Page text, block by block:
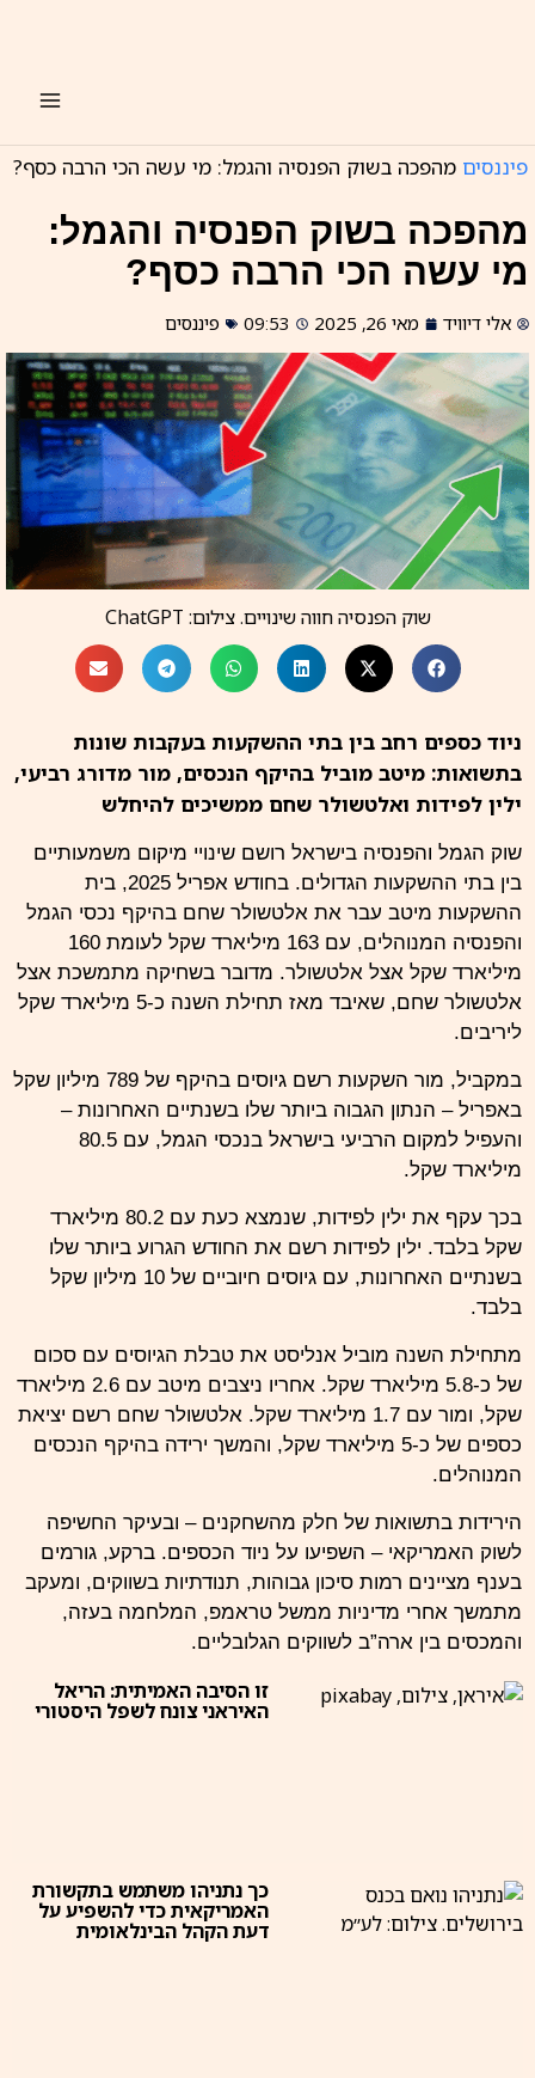
פיננסים מהפכה בשוק הפנסיה והגמל: מי עשה הכי הרבה כסף?
מהפכה בשוק הפנסיה והגמל:
מי עשה הכי הרבה כסף?
אלי דיוויד מאי 26, 2025 09:53 פיננסים
שוק הפנסיה חווה שינויים. צילום: ChatGPT
ניוד כספים רחב בין בתי ההשקעות בעקבות שונות
בתשואות: מיטב מוביל בהיקף הנכסים, מור מדורג רביעי,
ילין לפידות ואלטשולר שחם ממשיכים להיחלש
שוק הגמל והפנסיה בישראל רושם שינויי מיקום משמעותיים
בין בתי ההשקעות הגדולים. בחודש אפריל 2025, בית
ההשקעות מיטב עבר את אלטשולר שחם בהיקף נכסי הגמל
והפנסיה המנוהלים, עם 163 מיליארד שקל לעומת 160
מיליארד שקל אצל אלטשולר. מדובר בשחיקה מתמשכת אצל
אלטשולר שחם, שאיבד מאז תחילת השנה כ-5 מיליארד שקל
ליריבים.
במקביל, מור השקעות רשם גיוסים בהיקף של 789 מיליון שקל
באפריל – הנתון הגבוה ביותר שלו בשנתיים האחרונות –
והעפיל למקום הרביעי בישראל בנכסי הגמל, עם 80.5
מיליארד שקל.
בכך עקף את ילין לפידות, שנמצא כעת עם 80.2 מיליארד
שקל בלבד. ילין לפידות רשם את החודש הגרוע ביותר שלו
בשנתיים האחרונות, עם גיוסים חיוביים של 10 מיליון שקל
בלבד.
מתחילת השנה מוביל אנליסט את טבלת הגיוסים עם סכום
של כ-5.8 מיליארד שקל. אחריו ניצבים מיטב עם 2.6 מיליארד
שקל, ומור עם 1.7 מיליארד שקל. אלטשולר שחם רשם יציאת
כספים של כ-5 מיליארד שקל, והמשך ירידה בהיקף הנכסים
המנוהלים.
הירידות בתשואות של חלק מהשחקנים – ובעיקר החשיפה
לשוק האמריקאי – השפיעו על ניוד הכספים. ברקע, גורמים
בענף מציינים רמות סיכון גבוהות, תנודתיות בשווקים, ומעקב
מתמשך אחרי מדיניות ממשל טראמפ, המלחמה בעזה,
והמכסים בין ארה”ב לשווקים הגלובליים.
זו הסיבה האמיתית: הריאל
האיראני צונח לשפל היסטורי
כך נתניהו משתמש בתקשורת
האמריקאית כדי להשפיע על
דעת הקהל הבינלאומית